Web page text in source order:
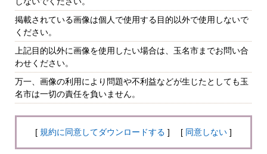
掲載されている画像は個人で使用する目的以外で使用しないで
ください。
上記目的以外に画像を使用したい場合は、玉名市までお問い合
わせください。
万一、画像の利用により問題や不利益などが生じたとしても玉
名市は一切の責任を負いません。
[ 規約に同意してダウンロードする ] [ 同意しない ]